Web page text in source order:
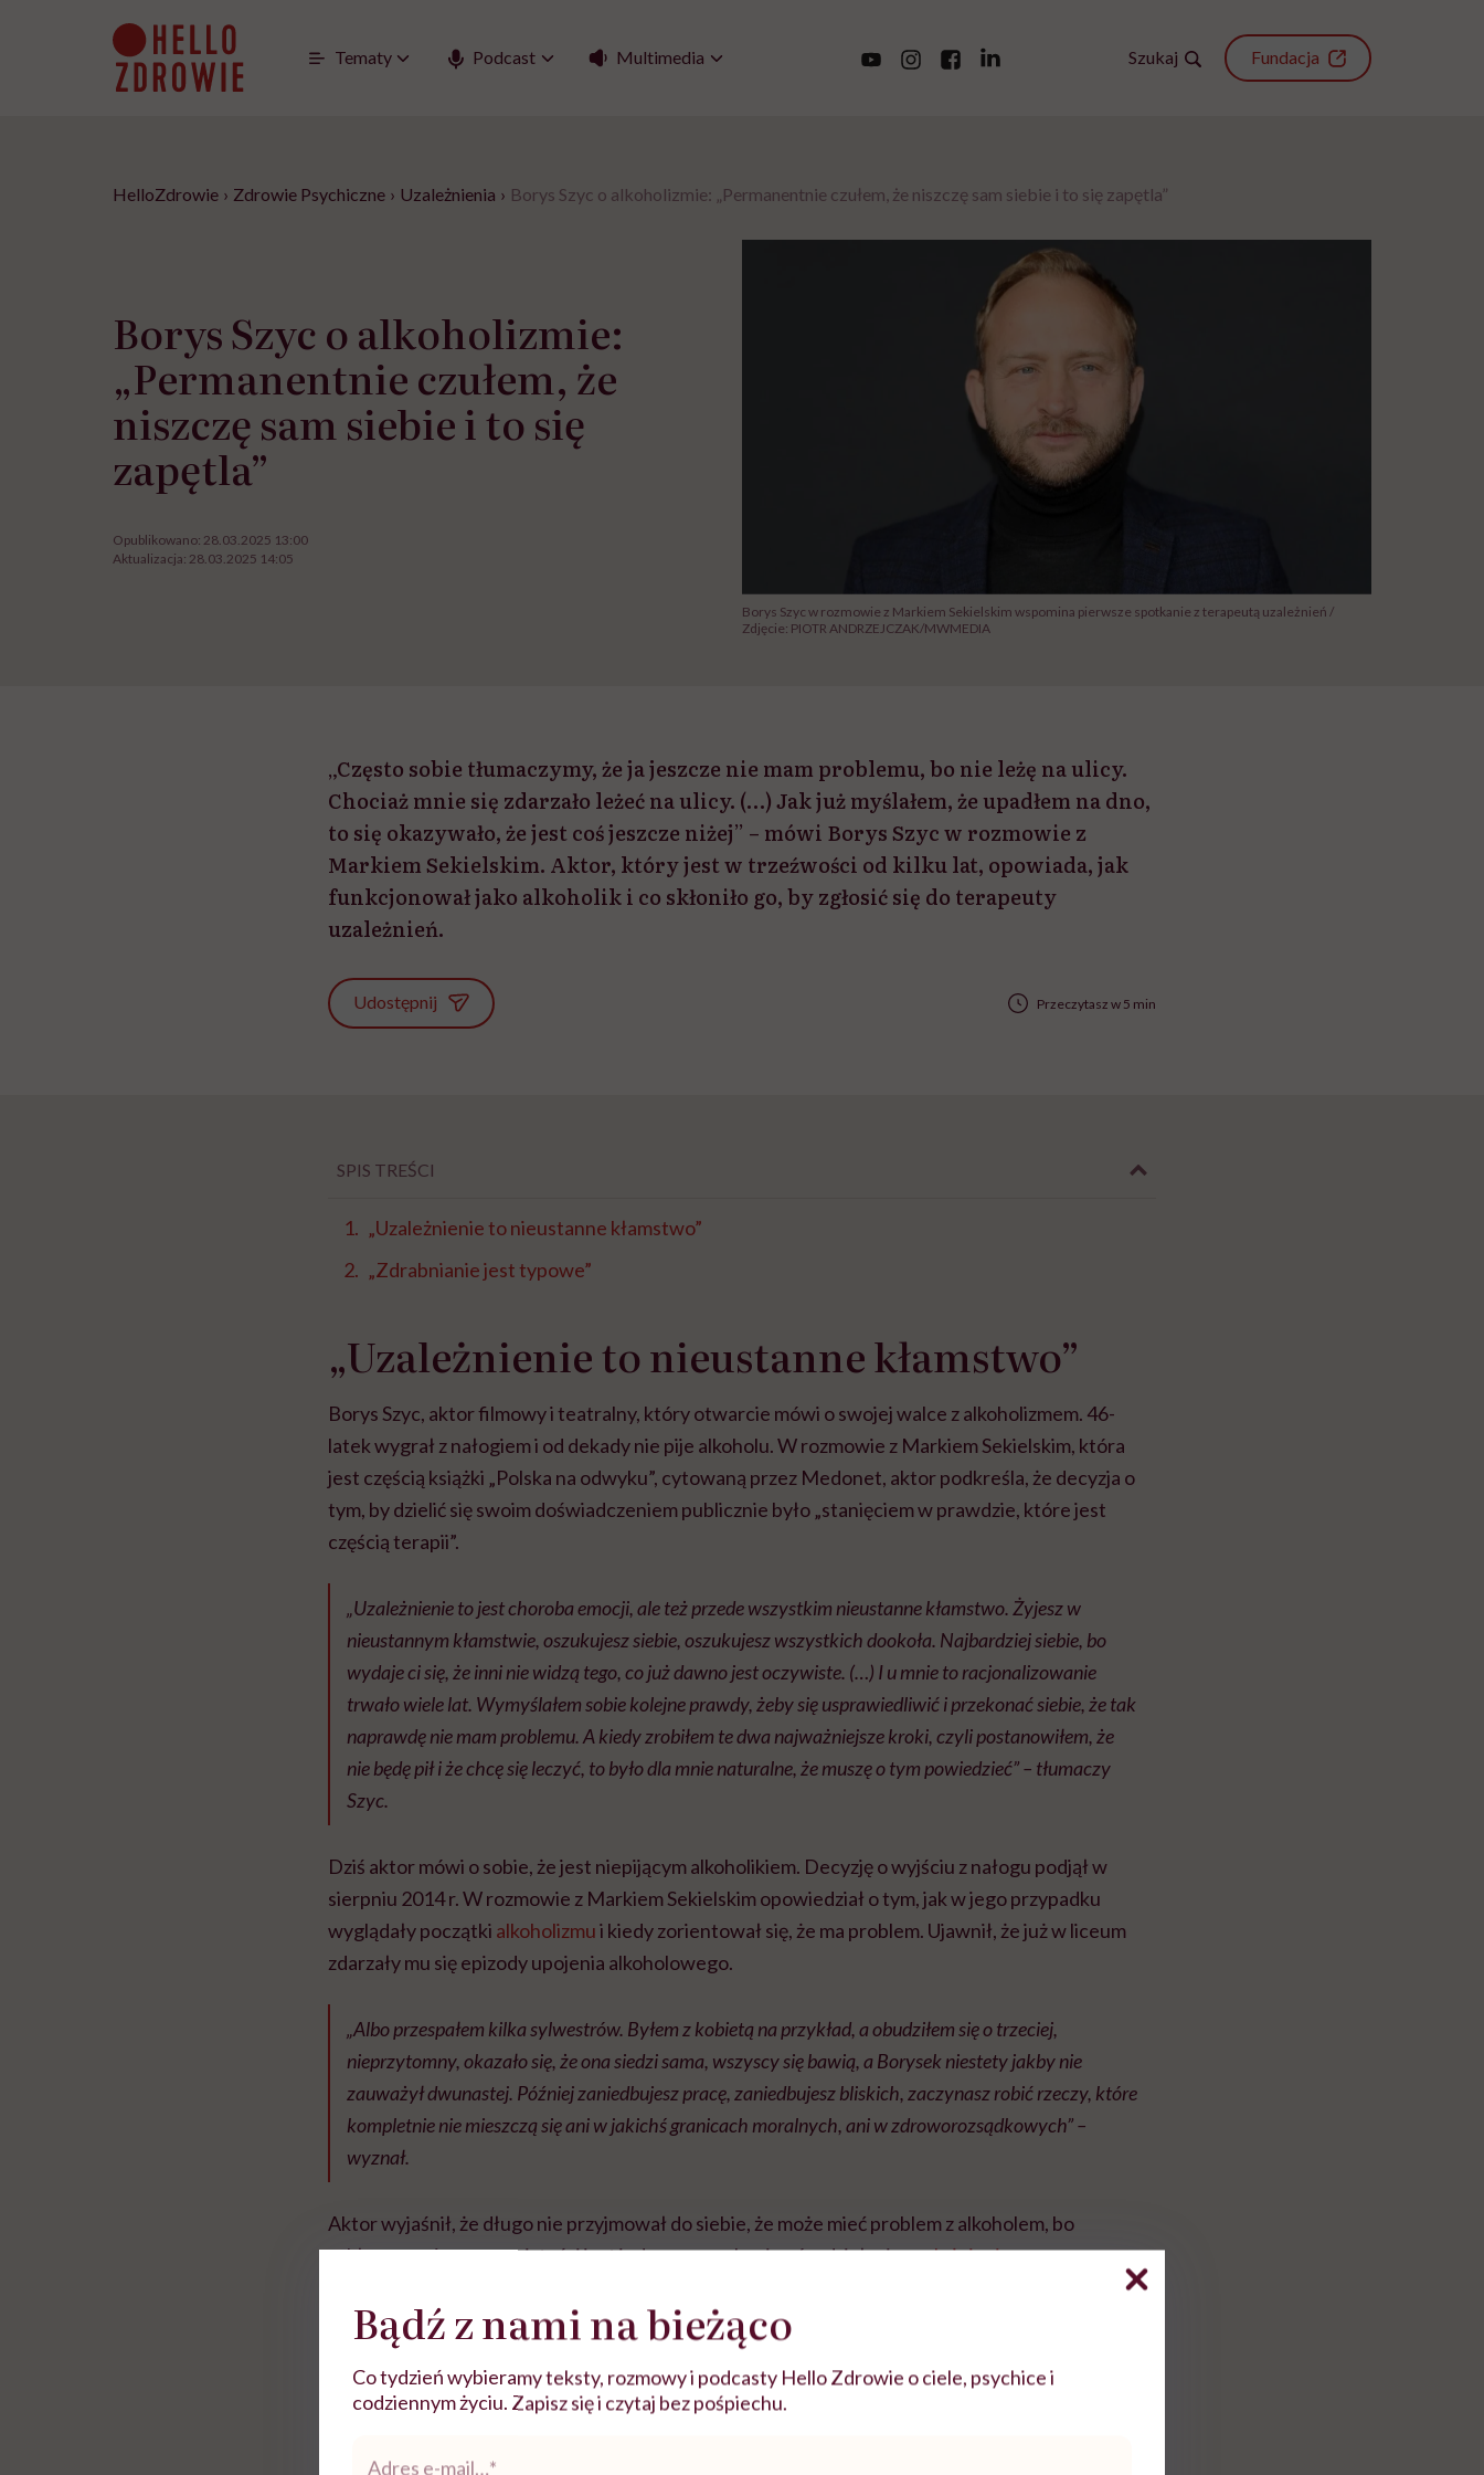
Tematy Podcast Multimedia Szukaj Fundacja
HelloZdrowie › Zdrowie Psychiczne › Uzależnienia › Borys Szyc o alkoholizmie: „Permanentnie czułem, że niszczę sam siebie i to się zapętla”
Borys Szyc o alkoholizmie:
„Permanentnie czułem, że
niszczę sam siebie i to się
zapętla”
Opublikowano: 28.03.2025 13:00
Aktualizacja: 28.03.2025 14:05
Borys Szyc w rozmowie z Markiem Sekielskim wspomina pierwsze spotkanie z terapeutą uzależnień /
Zdjęcie: PIOTR ANDRZEJCZAK/MWMEDIA
„Często sobie tłumaczymy, że ja jeszcze nie mam problemu, bo nie leżę na ulicy.
Chociaż mnie się zdarzało leżeć na ulicy. (…) Jak już myślałem, że upadłem na dno,
to się okazywało, że jest coś jeszcze niżej” – mówi Borys Szyc w rozmowie z
Markiem Sekielskim. Aktor, który jest w trzeźwości od kilku lat, opowiada, jak
funkcjonował jako alkoholik i co skłoniło go, by zgłosić się do terapeuty
uzależnień.
Udostępnij Przeczytasz w 5 min
SPIS TREŚCI
„Uzależnienie to nieustanne kłamstwo”
„Zdrabnianie jest typowe”
„Uzależnienie to nieustanne kłamstwo”
Borys Szyc, aktor filmowy i teatralny, który otwarcie mówi o swojej walce z alkoholizmem. 46-
latek wygrał z nałogiem i od dekady nie pije alkoholu. W rozmowie z Markiem Sekielskim, która
jest częścią książki „Polska na odwyku”, cytowaną przez Medonet, aktor podkreśla, że decyzja o
tym, by dzielić się swoim doświadczeniem publicznie było „stanięciem w prawdzie, które jest
częścią terapii”.
„Uzależnienie to jest choroba emocji, ale też przede wszystkim nieustanne kłamstwo. Żyjesz w
nieustannym kłamstwie, oszukujesz siebie, oszukujesz wszystkich dookoła. Najbardziej siebie, bo
wydaje ci się, że inni nie widzą tego, co już dawno jest oczywiste. (…) I u mnie to racjonalizowanie
trwało wiele lat. Wymyślałem sobie kolejne prawdy, żeby się usprawiedliwić i przekonać siebie, że tak
naprawdę nie mam problemu. A kiedy zrobiłem te dwa najważniejsze kroki, czyli postanowiłem, że
nie będę pił i że chcę się leczyć, to było dla mnie naturalne, że muszę o tym powiedzieć” – tłumaczy
Szyc.
Dziś aktor mówi o sobie, że jest niepijącym alkoholikiem. Decyzję o wyjściu z nałogu podjął w
sierpniu 2014 r. W rozmowie z Markiem Sekielskim opowiedział o tym, jak w jego przypadku
wyglądały początki alkoholizmui kiedy zorientował się, że ma problem. Ujawnił, że już w liceum
zdarzały mu się epizody upojenia alkoholowego.
„Albo przespałem kilka sylwestrów. Byłem z kobietą na przykład, a obudziłem się o trzeciej,
nieprzytomny, okazało się, że ona siedzi sama, wszyscy się bawią, a Borysek niestety jakby nie
zauważył dwunastej. Później zaniedbujesz pracę, zaniedbujesz bliskich, zaczynasz robić rzeczy, które
kompletnie nie mieszczą się ani w jakichś granicach moralnych, ani w zdroworozsądkowych” –
wyznał.
Aktor wyjaśnił, że długo nie przyjmował do siebie, że może mieć problem z alkoholem, bo
zakłamywanie rzeczywistości jest jednym z mechanizmów działaniauzależnienia.
„Charakterystyczne dla alkoholików jest, że wymyślają sobie coraz to nowe trunki. I tłumaczą, że
on to tylko winko. Zdrabnianie jest typowe. Nie że wóda, nie że na piwsko idziemy…”
Szyc zwrócił uwagę, że wyjścia z uzależnienia nie ułatwia też społeczne przyzwolenie na alkohol.
Bądź z nami na bieżąco
Co tydzień wybieramy teksty, rozmowy i podcasty Hello Zdrowie o ciele, psychice i
codziennym życiu. Zapisz się i czytaj bez pośpiechu.